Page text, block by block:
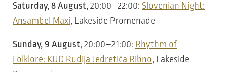
Saturday, 8 August, 20:00–22:00: Slovenian Night:
Ansambel Maxi, Lakeside Promenade
Sunday, 9 August, 20:00–21:00: Rhythm of
Folklore: KUD Rudija Jedretiča Ribno, Lakeside